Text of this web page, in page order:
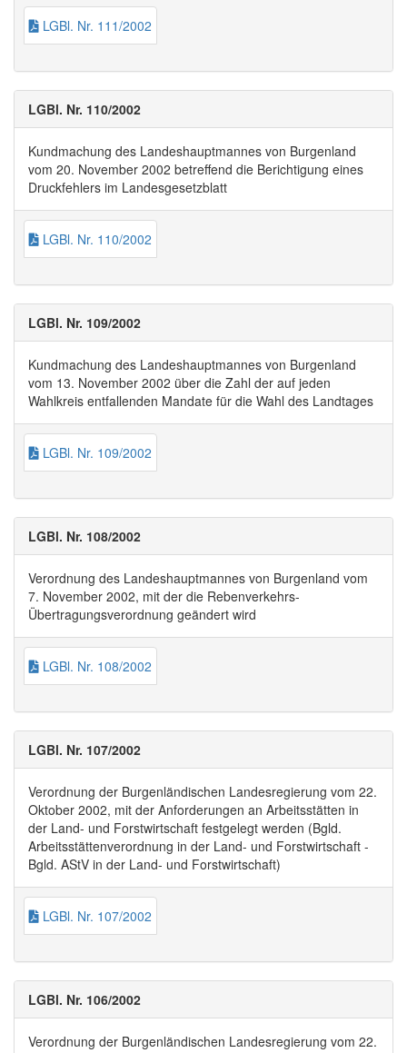
LGBl. Nr. 111/2002
LGBl. Nr. 110/2002
Kundmachung des Landeshauptmannes von Burgenland
vom 20. November 2002 betreffend die Berichtigung eines
Druckfehlers im Landesgesetzblatt
LGBl. Nr. 110/2002
LGBl. Nr. 109/2002
Kundmachung des Landeshauptmannes von Burgenland
vom 13. November 2002 über die Zahl der auf jeden
Wahlkreis entfallenden Mandate für die Wahl des Landtages
LGBl. Nr. 109/2002
LGBl. Nr. 108/2002
Verordnung des Landeshauptmannes von Burgenland vom
7. November 2002, mit der die Rebenverkehrs-
Übertragungsverordnung geändert wird
LGBl. Nr. 108/2002
LGBl. Nr. 107/2002
Verordnung der Burgenländischen Landesregierung vom 22.
Oktober 2002, mit der Anforderungen an Arbeitsstätten in
der Land- und Forstwirtschaft festgelegt werden (Bgld.
Arbeitsstättenverordnung in der Land- und Forstwirtschaft -
Bgld. AStV in der Land- und Forstwirtschaft)
LGBl. Nr. 107/2002
LGBl. Nr. 106/2002
Verordnung der Burgenländischen Landesregierung vom 22.